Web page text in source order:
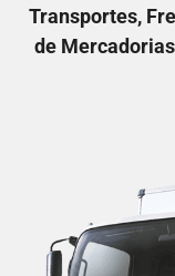
Transportes, F
de Mercadorias